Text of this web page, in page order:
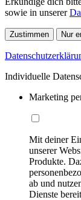
sowie in unserer
Zustimmen Nur
Individuelle
Marketing
Mit deiner
unserer
Produkte.
ab und
Dienste